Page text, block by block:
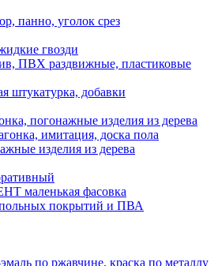
панно, уголок срез
гвозди
ПВХ раздвижные, пластиковые
штукатурка, добавки
погонажные изделия из дерева
имитация, доска пола
изделия из дерева
маленькая фасовка
покрытий и ПВА
по ржавчине, краска по металлу